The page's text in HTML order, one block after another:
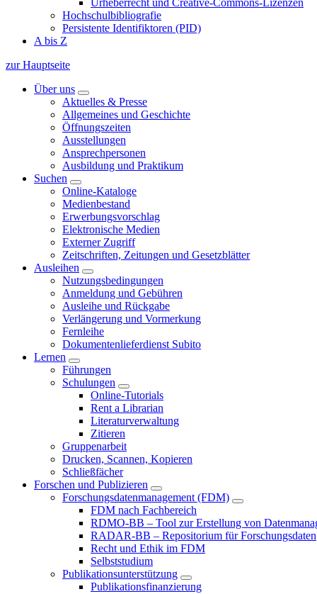
Urheberrecht und Creative-Commons-Lizenzen
Hochschulbibliografie
Persistente Identifiktoren (PID)
A bis Z
zur Hauptseite
Über uns
Aktuelles & Presse
Allgemeines und Geschichte
Öffnungszeiten
Ausstellungen
Ansprechpersonen
Ausbildung und Praktikum
Suchen
Online-Kataloge
Medienbestand
Erwerbungsvorschlag
Elektronische Medien
Externer Zugriff
Zeitschriften, Zeitungen und Gesetzblätter
Ausleihen
Nutzungsbedingungen
Anmeldung und Gebühren
Ausleihe und Rückgabe
Verlängerung und Vormerkung
Fernleihe
Dokumentenlieferdienst Subito
Lernen
Führungen
Schulungen
Online-Tutorials
Rent a Librarian
Literaturverwaltung
Zitieren
Gruppenarbeit
Drucken, Scannen, Kopieren
Schließfächer
Forschen und Publizieren
Forschungsdatenmanagement (FDM)
FDM nach Fachbereich
RDMO-BB – Tool zur Erstellung von
RADAR-BB – Repositorium für Forschungsdaten
Recht und Ethik im FDM
Selbststudium
Publikationsunterstützung
Publikationsfinanzierung